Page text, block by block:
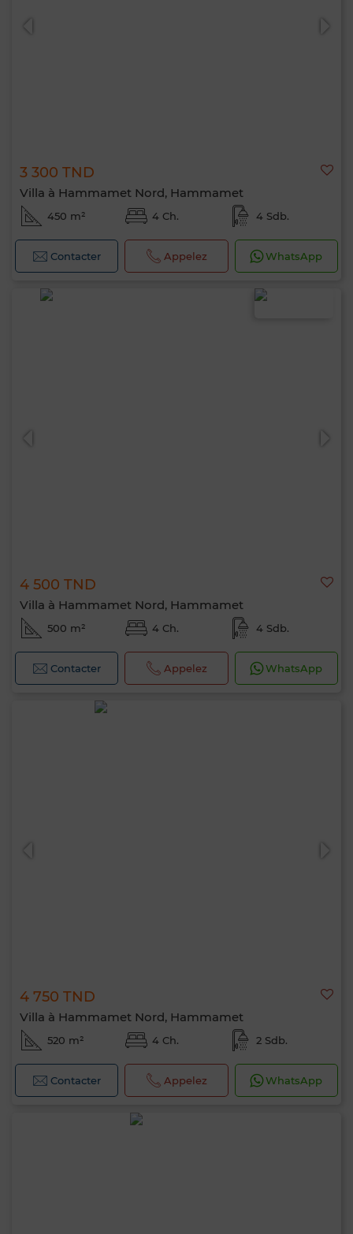
3 300 TND
Villa à Hammamet Nord, Hammamet
450 m² 4 Ch. 4 Sdb.
Contacter Appelez WhatsApp
4 500 TND
Villa à Hammamet Nord, Hammamet
500 m² 4 Ch. 4 Sdb.
Contacter Appelez WhatsApp
4 750 TND
Villa à Hammamet Nord, Hammamet
520 m² 4 Ch. 2 Sdb.
Contacter Appelez WhatsApp